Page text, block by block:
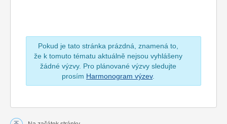
Pokud je tato stránka prázdná, znamená to,
že k tomuto tématu aktuálně nejsou vyhlášeny
žádné výzvy. Pro plánované výzvy sledujte
prosím Harmonogram výzev.